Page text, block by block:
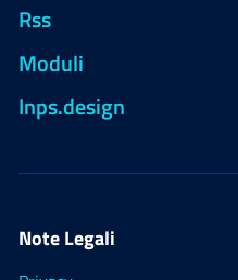
Rss
Moduli
Inps.design
Note Legali